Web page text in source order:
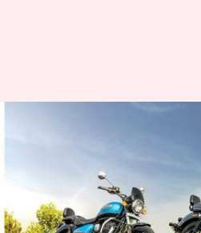
Enfield Meteor
பைக்
எழுதியவர் Siranjeevi Jan 30, 2023